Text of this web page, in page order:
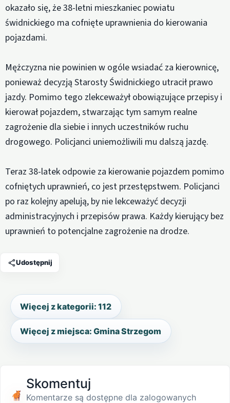
okazało się, że 38-letni mieszkaniec powiatu
świdnickiego ma cofnięte uprawnienia do kierowania
pojazdami.
Mężczyzna nie powinien w ogóle wsiadać za kierownicę,
ponieważ decyzją Starosty Świdnickiego utracił prawo
jazdy. Pomimo tego zlekceważył obowiązujące przepisy i
kierował pojazdem, stwarzając tym samym realne
zagrożenie dla siebie i innych uczestników ruchu
drogowego. Policjanci uniemożliwili mu dalszą jazdę.
Teraz 38-latek odpowie za kierowanie pojazdem pomimo
cofniętych uprawnień, co jest przestępstwem. Policjanci
po raz kolejny apelują, by nie lekceważyć decyzji
administracyjnych i przepisów prawa. Każdy kierujący bez
uprawnień to potencjalne zagrożenie na drodze.
Udostępnij
Więcej z kategorii: 112
Więcej z miejsca: Gmina Strzegom
Skomentuj
Komentarze są dostępne dla zalogowanych